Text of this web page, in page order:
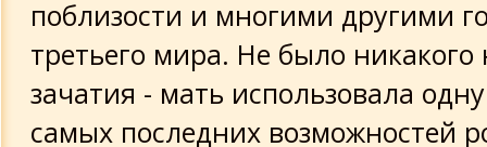
поблизости и многими другими
третьего мира. Не было никакого
зачатия - мать использовала
самых последних возможностей
Пророк Мухаммед - как объект
Тамара Глоба о будущем России